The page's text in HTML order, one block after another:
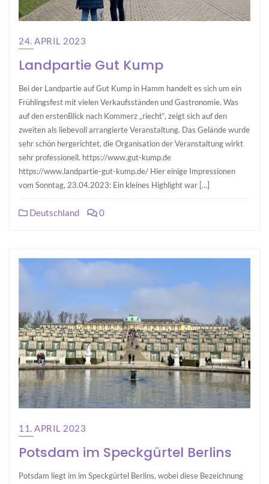
24. APRIL 2023
Landpartie Gut Kump
Bei der Landpartie auf Gut Kump in Hamm handelt es sich um ein
Frühlingsfest mit vielen Verkaufsständen und Gastronomie. Was
auf den erstenBlick nach Kommerz „riecht“, zeigt sich auf den
zweiten als liebevoll arrangierte Veranstaltung. Das Gelände wurde
sehr schön hergerichtet, die Organisation der Veranstaltung wirkt
sehr professionell. https://www.gut-kump.de
https://www.landpartie-gut-kump.de/ Hier einige Impressionen
vom Sonntag, 23.04.2023: Ein kleines Highlight war […]
Deutschland 0
11. APRIL 2023
Potsdam im Speckgürtel Berlins
Potsdam liegt im im Speckgürtel Berlins, wobei diese Bezeichnung